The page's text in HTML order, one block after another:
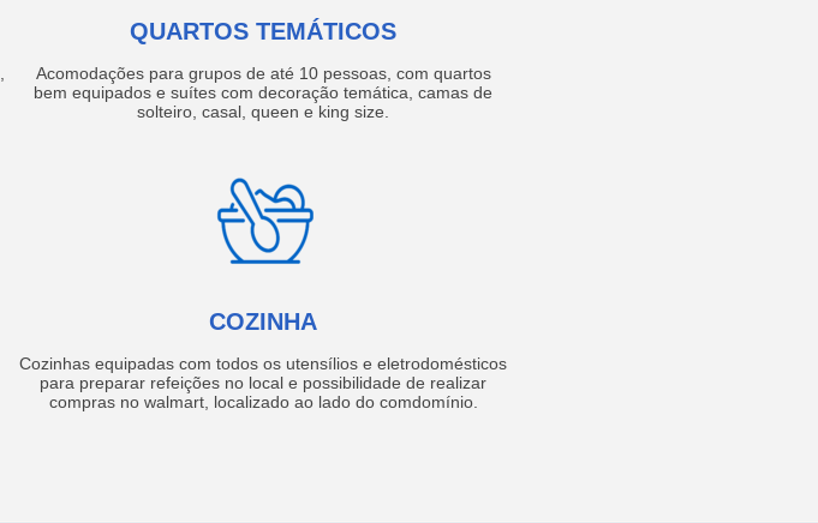
QUARTOS TEMÁTICOS
Acomodações para grupos de até 10 pessoas, com quartos
bem equipados e suítes com decoração temática, camas de
solteiro, casal, queen e king size.
COZINHA
Cozinhas equipadas com todos os utensílios e eletrodomésticos
para preparar refeições no local e possibilidade de realizar
compras no walmart, localizado ao lado do comdomínio.